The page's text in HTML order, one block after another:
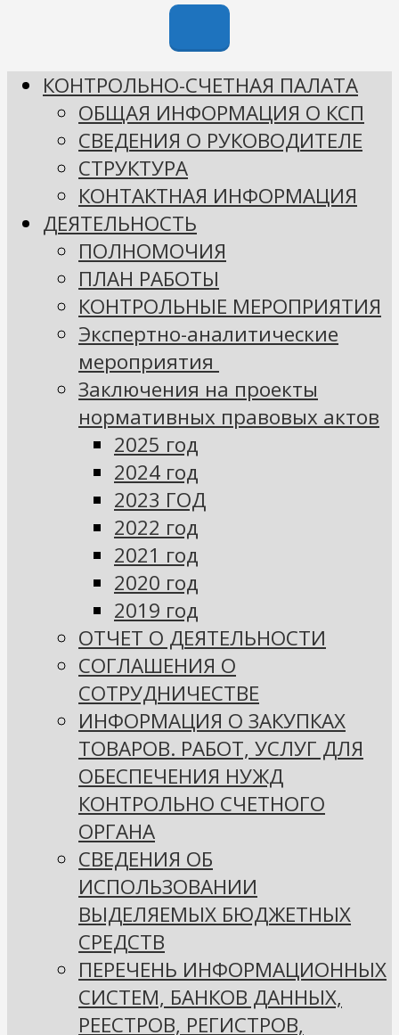
КОНТРОЛЬНО-СЧЕТНАЯ ПАЛАТА
ОБЩАЯ ИНФОРМАЦИЯ О КСП
СВЕДЕНИЯ О РУКОВОДИТЕЛЕ
СТРУКТУРА
КОНТАКТНАЯ ИНФОРМАЦИЯ
ДЕЯТЕЛЬНОСТЬ
ПОЛНОМОЧИЯ
ПЛАН РАБОТЫ
КОНТРОЛЬНЫЕ МЕРОПРИЯТИЯ
Экспертно-аналитические
мероприятия
Заключения на проекты
нормативных правовых актов
2025 год
2024 год
2023 ГОД
2022 год
2021 год
2020 год
2019 год
ОТЧЕТ О ДЕЯТЕЛЬНОСТИ
СОГЛАШЕНИЯ О
СОТРУДНИЧЕСТВЕ
ИНФОРМАЦИЯ О ЗАКУПКАХ
ТОВАРОВ. РАБОТ, УСЛУГ ДЛЯ
ОБЕСПЕЧЕНИЯ НУЖД
КОНТРОЛЬНО СЧЕТНОГО
ОРГАНА
СВЕДЕНИЯ ОБ
ИСПОЛЬЗОВАНИИ
ВЫДЕЛЯЕМЫХ БЮДЖЕТНЫХ
СРЕДСТВ
ПЕРЕЧЕНЬ ИНФОРМАЦИОННЫХ
СИСТЕМ, БАНКОВ ДАННЫХ,
РЕЕСТРОВ, РЕГИСТРОВ,